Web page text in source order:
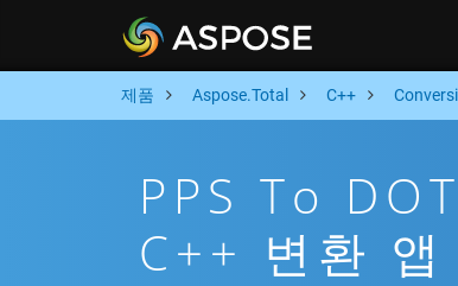
제품 Aspose.Total C++
PPS To
C++ 변환 앱